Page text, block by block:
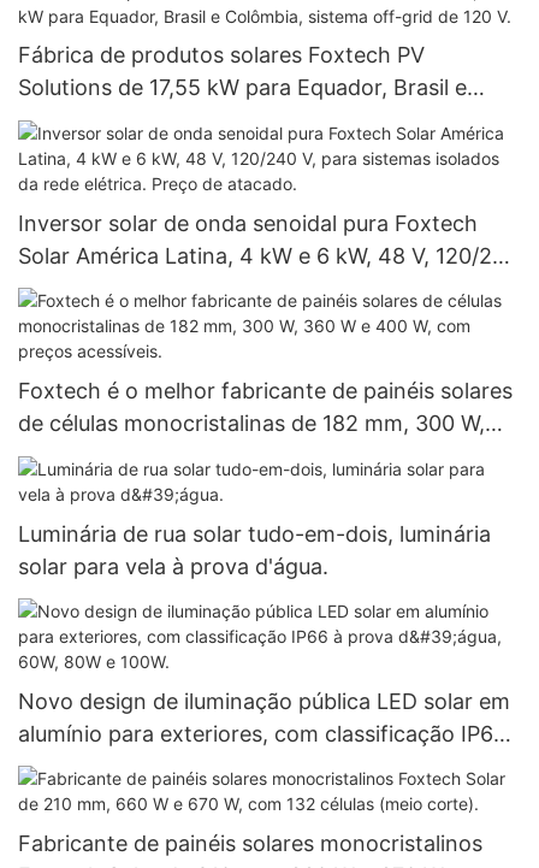
Fábrica de produtos solares Foxtech PV
Solutions de 17,55 kW para Equador, Brasil e
Colômbia, sistema off-grid de 120 V.
Inversor solar de onda senoidal pura Foxtech
Solar América Latina, 4 kW e 6 kW, 48 V, 120/240
V, para sistemas isolados da rede elétrica. Preço
de atacado.
Foxtech é o melhor fabricante de painéis solares
de células monocristalinas de 182 mm, 300 W,
360 W e 400 W, com preços acessíveis.
Luminária de rua solar tudo-em-dois, luminária
solar para vela à prova d'água.
Novo design de iluminação pública LED solar em
alumínio para exteriores, com classificação IP66
à prova d'água, 60W, 80W e 100W.
Fabricante de painéis solares monocristalinos